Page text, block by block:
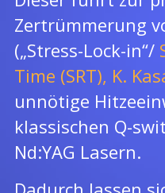
Zertrümmerung
(„Stress-Lock-in“/
Time (SRT), K.
unnötige
klassischen Q-
Nd:YAG Lasern.